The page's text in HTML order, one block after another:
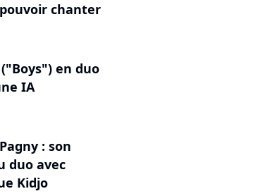
chanter
en duo
IA
: son
duo avec
Kidjo